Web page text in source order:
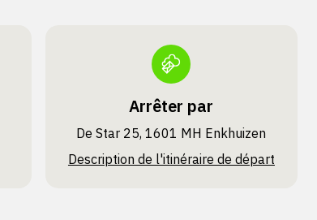
Arrêter par
De Star 25, 1601 MH Enkhuizen
Description de l'itinéraire de départ